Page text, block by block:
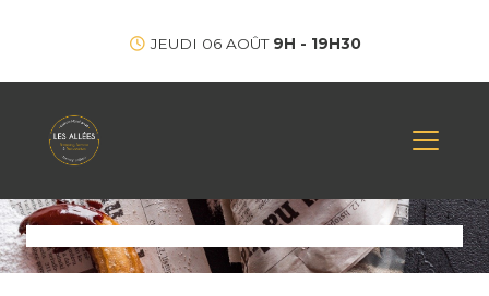
JEUDI 06 AOÛT 9H - 19H30